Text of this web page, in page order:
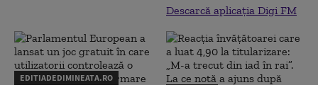
Descarcă aplicația Digi FM
EDITIADEDIMINEATA.RO